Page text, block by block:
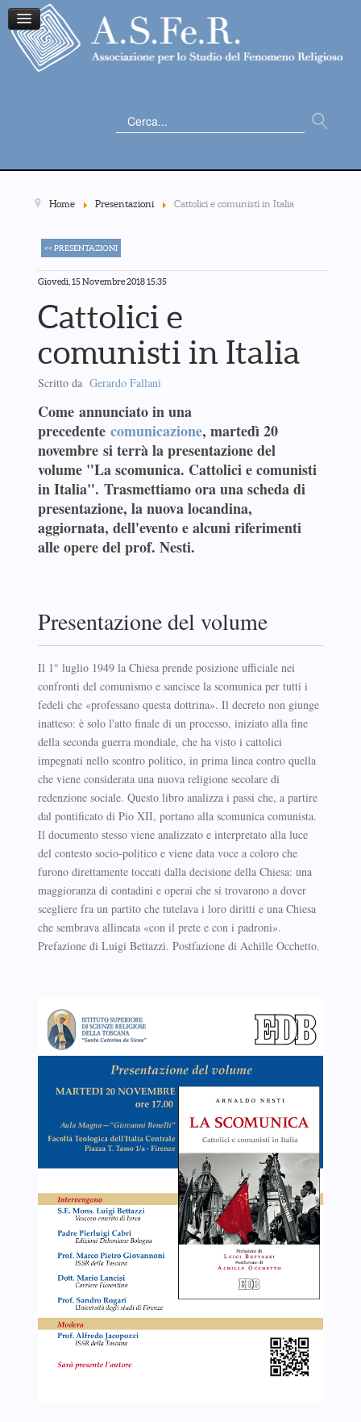
Cerca...
Home Presentazioni Cattolici e comunisti in Italia
<< PRESENTAZIONI
Giovedì, 15 Novembre 2018 15:35
Cattolici e
comunisti in Italia
Scritto da Gerardo Fallani
Come annunciato in una
precedente comunicazione, martedì 20
novembre si terrà la presentazione del
volume "La scomunica. Cattolici e comunisti
in Italia". Trasmettiamo ora una scheda di
presentazione, la nuova locandina,
aggiornata, dell'evento e alcuni riferimenti
alle opere del prof. Nesti.
Presentazione del volume
Il 1° luglio 1949 la Chiesa prende posizione ufficiale nei
confronti del comunismo e sancisce la scomunica per tutti i
fedeli che «professano questa dottrina». Il decreto non giunge
inatteso: è solo l'atto finale di un processo, iniziato alla fine
della seconda guerra mondiale, che ha visto i cattolici
impegnati nello scontro politico, in prima linea contro quella
che viene considerata una nuova religione secolare di
redenzione sociale. Questo libro analizza i passi che, a partire
dal pontificato di Pio XII, portano alla scomunica comunista.
Il documento stesso viene analizzato e interpretato alla luce
del contesto socio-politico e viene data voce a coloro che
furono direttamente toccati dalla decisione della Chiesa: una
maggioranza di contadini e operai che si trovarono a dover
scegliere fra un partito che tutelava i loro diritti e una Chiesa
che sembrava allineata «con il prete e con i padroni».
Prefazione di Luigi Bettazzi. Postfazione di Achille Occhetto.